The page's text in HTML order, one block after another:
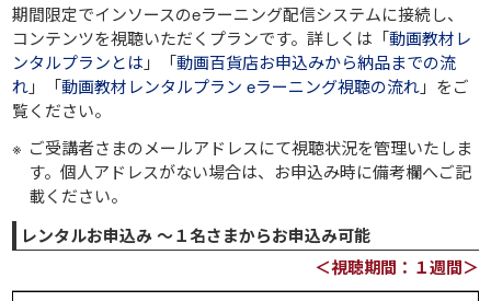
期間限定でインソースのeラーニング配信システムに接続し、
コンテンツを視聴いただくプランです。詳しくは「動画教材レ
ンタルプランとは 」「動画百貨店お申込みから納品までの流
れ」「動画教材レンタルプラン eラーニング視聴の流れ」をご
覧ください。
ご受講者さまのメールアドレスにて視聴状況を管理いたしま
す。個人アドレスがない場合は、お申込み時に備考欄へご記
載ください。
レンタルお申込み ～１名さまからお申込み可能
＜視聴期間：１週間＞